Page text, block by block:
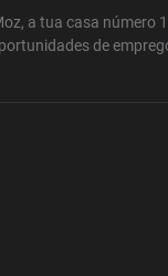
a tua casa número
de